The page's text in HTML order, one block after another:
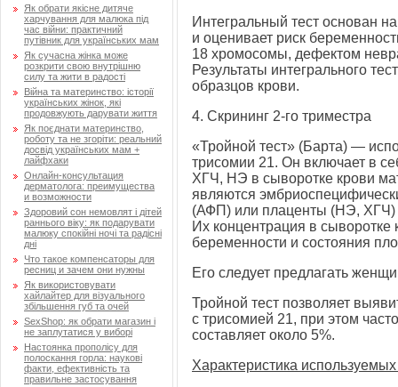
Як обрати якісне дитяче
харчування для малюка під
час війни: практичний
путівник для українських мам
Як сучасна жінка може
розкрити свою внутрішню
силу та жити в радості
Війна та материнство: історії
українських жінок, які
продовжують дарувати життя
Як поєднати материнство,
роботу та не згоріти: реальний
досвід українських мам +
лайфхаки
Онлайн-консультация
дерматолога: преимущества
и возможности
Здоровий сон немовлят і дітей
раннього віку: як подарувати
малюку спокійні ночі та радісні
дні
Что такое компенсаторы для
ресниц и зачем они нужны
Як використовувати
хайлайтер для візуального
збільшення губ та очей
SexShop: як обрати магазин і
не заплутатися у виборі
Настоянка прополісу для
полоскання горла: наукові
факти, ефективність та
правильне застосування
Интегральный тест основан
и оценивает риск
18 хромосомы, дефектом
Результаты интегрального
образцов крови.
4. Скрининг 2-го триместра
«Тройной тест» (Барта) —
трисомии 21. Он включает в
ХГЧ, НЭ в сыворотке крови
являются
(АФП) или плаценты (НЭ, ХГЧ)
Их концентрация в сыворотке
беременности и состояния
Его следует предлагать
Тройной тест позволяет
с трисомией 21, при этом
составляет около 5%.
Характеристика